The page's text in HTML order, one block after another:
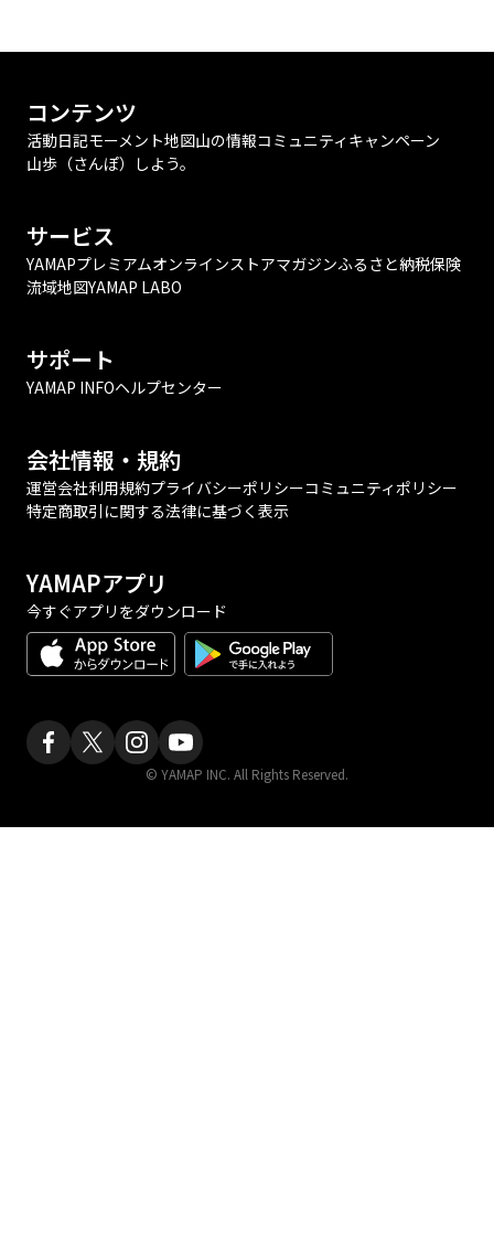
コンテンツ
活動日記モーメント地図山の情報コミュニティ キャンペーン
山歩（さんぽ）しよう。
サービス
YAMAPプレミアムオンラインストアマガジンふるさと納税保険
流域地図YAMAP LABO
サポート
YAMAP INFOヘルプセンター
会社情報・規約
運営会社利用規約プライバシーポリシーコミュニティポリシー
特定商取引に関する法律に基づく表示
YAMAPアプリ
今すぐアプリをダウンロード
© YAMAP INC. All Rights Reserved.